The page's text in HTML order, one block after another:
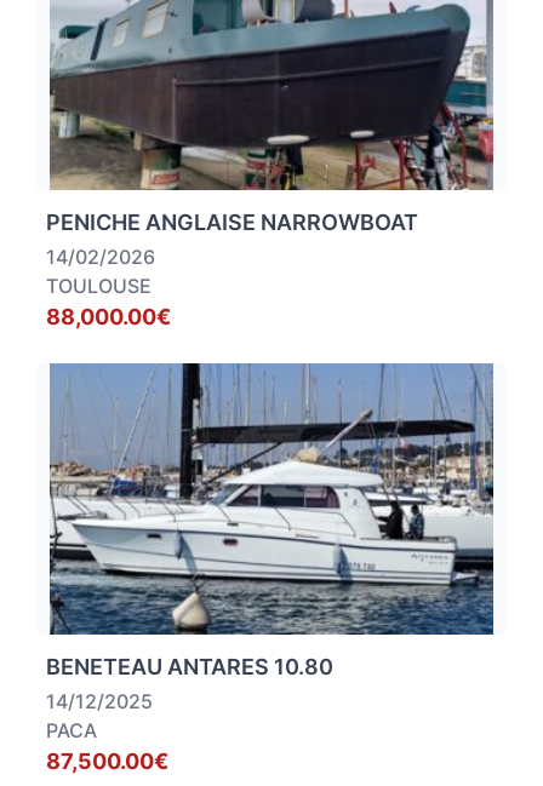
PENICHE ANGLAISE NARROWBOAT
14/02/2026
TOULOUSE
88,000.00€
BENETEAU ANTARES 10.80
14/12/2025
PACA
87,500.00€